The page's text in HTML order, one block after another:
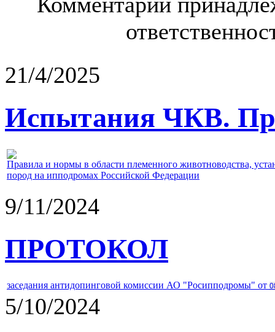
21/4/2025
Испытания ЧКВ.
Правила и нормы в области племенного животноводства,
пород на ипподромах Российской Федерации
9/11/2024
ПРОТОКОЛ
заседания антидопинговой комиссии АО "Росипподромы" от
5/10/2024